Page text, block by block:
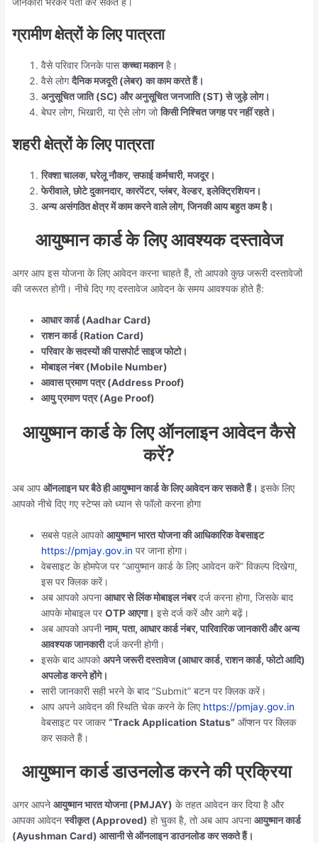
ग्रामीण क्षेत्रों के लिए पात्रता
वैसे परिवार जिनके पासकच्चा मकानहै।
वैसे लोगदैनिक मजदूरी (लेबर) का काम करते हैं।
अनुसूचित जाति (SC) और अनुसूचित जनजाति (ST) से जुड़े लोग।
बेघर लोग, भिखारी, या ऐसे लोग जोकिसी निश्चित जगह पर नहीं रहते।
शहरी क्षेत्रों के लिए पात्रता
रिक्शा चालक, घरेलू नौकर, सफाई कर्मचारी, मजदूर।
फेरीवाले, छोटे दुकानदार, कारपेंटर, प्लंबर, वेल्डर, इलेक्ट्रिशियन।
अन्य असंगठित क्षेत्र में काम करने वाले लोग, जिनकी आय बहुत कम है।
आयुष्मान कार्ड के लिए आवश्यक दस्तावेज
अगर आप इस योजना के लिए आवेदन करना चाहते हैं, तो आपको कुछ जरूरी दस्तावेजों
की जरूरत होगी। नीचे दिए गए दस्तावेज आवेदन के समय आवश्यक होते हैं:
आधार कार्ड (Aadhar Card)
राशन कार्ड (Ration Card)
परिवार के सदस्यों की पासपोर्ट साइज फोटो।
मोबाइल नंबर (Mobile Number)
आवास प्रमाण पत्र (Address Proof)
आयु प्रमाण पत्र (Age Proof)
आयुष्मान कार्ड के लिए ऑनलाइन आवेदन कैसे
करें?
अब आपऑनलाइन घर बैठे ही आयुष्मान कार्ड के लिए आवेदन कर सकते हैं। इसके लिए
आपको नीचे दिए गए स्टेप्स को ध्यान से फॉलो करना होगा
सबसे पहले आपकोआयुष्मान भारत योजना की आधिकारिक वेबसाइट
https://pmjay.gov.in पर जाना होगा।
वेबसाइट के होमपेज पर “आयुष्मान कार्ड के लिए आवेदन करें” विकल्प दिखेगा,
इस पर क्लिक करें।
अब आपको अपनाआधार से लिंक मोबाइल नंबरदर्ज करना होगा, जिसके बाद
आपके मोबाइल परOTP आएगा। इसे दर्ज करें और आगे बढ़ें।
अब आपको अपनीनाम, पता, आधार कार्ड नंबर, पारिवारिक जानकारी और अन्य
आवश्यक जानकारीदर्ज करनी होगी।
इसके बाद आपकोअपने जरूरी दस्तावेज (आधार कार्ड, राशन कार्ड, फोटो आदि)
अपलोड करने होंगे।
सारी जानकारी सही भरने के बाद “Submit” बटन पर क्लिक करें।
आप अपने आवेदन की स्थिति चेक करने के लिए https://pmjay.gov.in
वेबसाइट पर जाकर“Track Application Status” ऑप्शन पर क्लिक
कर सकते हैं।
आयुष्मान कार्ड डाउनलोड करने की प्रक्रिया
अगर आपनेआयुष्मान भारत योजना (PMJAY) के तहत आवेदन कर दिया है और
आपका आवेदनस्वीकृत (Approved) हो चुका है, तो अब आप अपनाआयुष्मान कार्ड
(Ayushman Card) आसानी से ऑनलाइन डाउनलोड कर सकते हैं।